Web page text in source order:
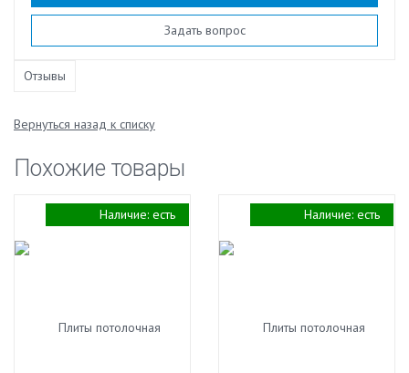
Задать вопрос
Отзывы
Вернуться назад к списку
Похожие товары
Наличие: есть Наличие: есть